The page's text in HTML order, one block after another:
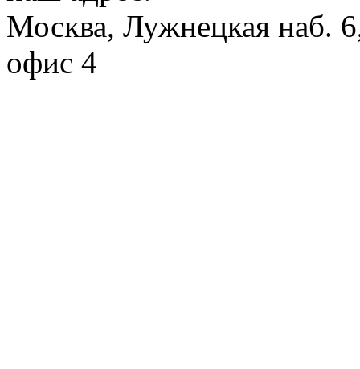
Москва, Лужнецкая наб.
офис 4